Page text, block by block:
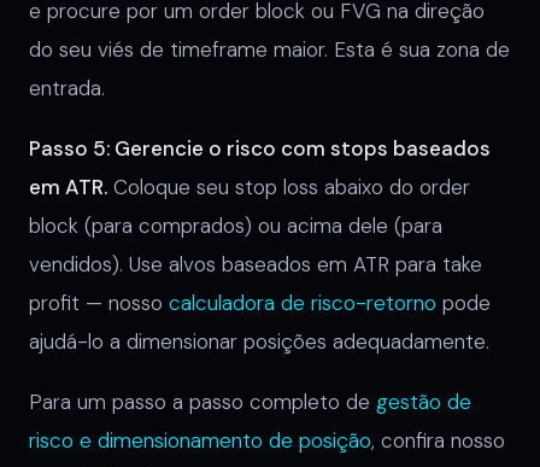
e procure por um order block ou FVG na direção
do seu viés de timeframe maior. Esta é sua zona de
entrada.
Passo 5: Gerencie o risco com stops baseados
em ATR. Coloque seu stop loss abaixo do order
block (para comprados) ou acima dele (para
vendidos). Use alvos baseados em ATR para take
profit — nosso calculadora de risco-retorno pode
ajudá-lo a dimensionar posições adequadamente.
Para um passo a passo completo de gestão de
risco e dimensionamento de posição, confira nosso